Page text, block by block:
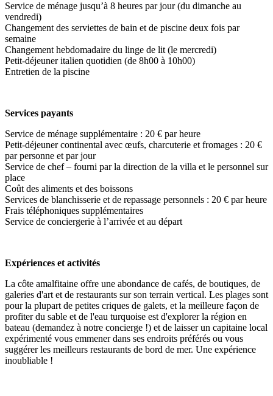
Service de ménage jusqu’à 8 heures par jour (du dimanche au
vendredi)
Changement des serviettes de bain et de piscine deux fois par
semaine
Changement hebdomadaire du linge de lit (le mercredi)
Petit-déjeuner italien quotidien (de 8h00 à 10h00)
Entretien de la piscine
Services payants
Service de ménage supplémentaire : 20 € par heure
Petit-déjeuner continental avec œufs, charcuterie et fromages : 20 €
par personne et par jour
Service de chef – fourni par la direction de la villa et le personnel sur
place
Coût des aliments et des boissons
Services de blanchisserie et de repassage personnels : 20 € par heure
Frais téléphoniques supplémentaires
Service de conciergerie à l’arrivée et au départ
Expériences et activités
La côte amalfitaine offre une abondance de cafés, de boutiques, de
galeries d'art et de restaurants sur son terrain vertical. Les plages sont
pour la plupart de petites criques de galets, et la meilleure façon de
profiter du sable et de l'eau turquoise est d'explorer la région en
bateau (demandez à notre concierge !) et de laisser un capitaine local
expérimenté vous emmener dans ses endroits préférés ou vous
suggérer les meilleurs restaurants de bord de mer. Une expérience
inoubliable !